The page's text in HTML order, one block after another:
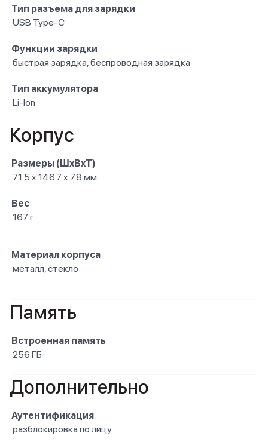
Тип разъема для зарядки
USB Type-C
Функции зарядки
быстрая зарядка, беспроводная зарядка
Тип аккумулятора
Li-Ion
Корпус
Размеры (ШxВxТ)
71.5 x 146.7 x 7.8 мм
Вес
167 г
Материал корпуса
металл, стекло
Память
Встроенная память
256 ГБ
Дополнительно
Аутентификация
разблокировка по лицу